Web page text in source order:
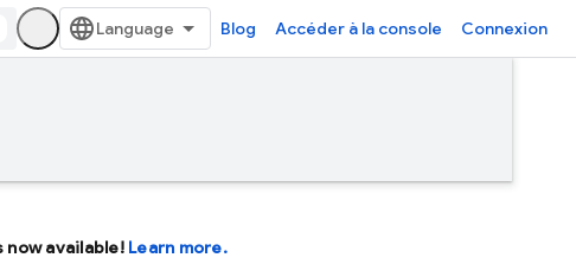
Blog Accéder à la console Connexion
available! Learn more.